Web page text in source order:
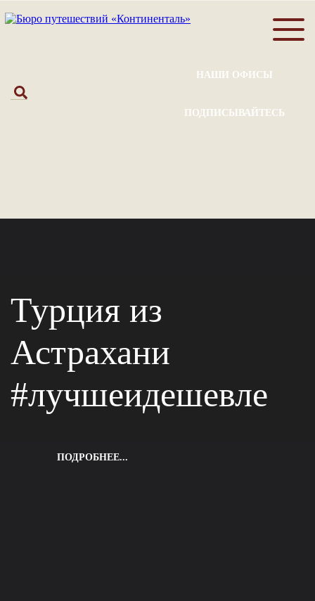
НАШИ ОФИСЫ
ПОДПИСЫВАЙТЕСЬ
Турция из
Астрахани
#лучшеидешевле
ПОДРОБНЕЕ...